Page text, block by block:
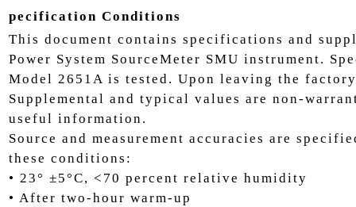
pecification Conditions
This document contains specifications and
Power System SourceMeter SMU instrument.
Model 2651A is tested. Upon leaving the
Supplemental and typical values are non-
useful information.
Source and measurement accuracies are
these conditions:
• 23° ±5°C, <70 percent relative humidity
• After two-hour warm-up